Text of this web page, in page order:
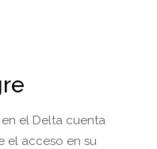
el Delta cuenta
el acceso en su